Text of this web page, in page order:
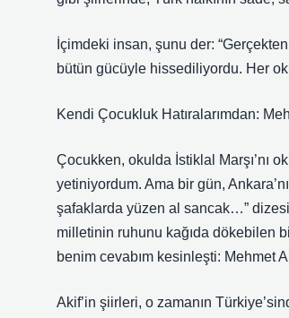
İçimdeki insan, şunu der:
bütün gücüyle hissediliyordu. Her
Kendi Çocukluk Hatıralarımdan:
Çocukken, okulda İstiklal Marşı’nı
yetiniyordum. Ama bir gün,
şafaklarda yüzen al sancak…”
milletinin ruhunu kağıda dökebilen
benim cevabım kesinleşti: Mehmet
Akif’in şiirleri, o zamanın